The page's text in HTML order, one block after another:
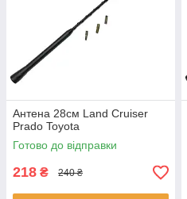
Антена 28см Land Cruiser
Prado Toyota
Готово до відправки
218 ₴ 240 ₴